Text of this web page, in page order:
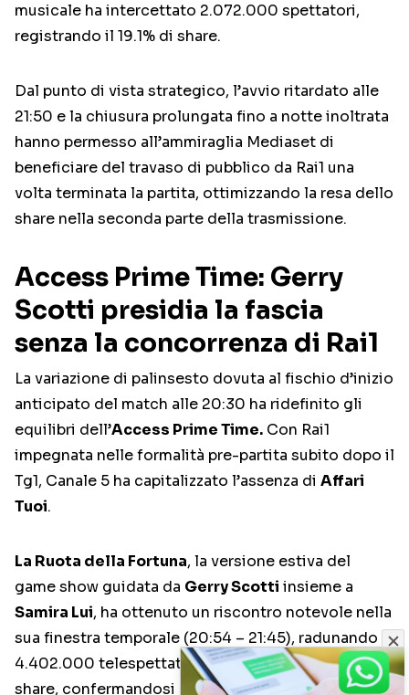
musicale ha intercettato 2.072.000 spettatori,
registrando il 19.1% di share.
Dal punto di vista strategico, l’avvio ritardato alle
21:50 e la chiusura prolungata fino a notte inoltrata
hanno permesso all’ammiraglia Mediaset di
beneficiare del travaso di pubblico da Rai1 una
volta terminata la partita, ottimizzando la resa dello
share nella seconda parte della trasmissione.
Access Prime Time: Gerry
Scotti presidia la fascia
senza la concorrenza di Rai1
La variazione di palinsesto dovuta al fischio d’inizio
anticipato del match alle 20:30 ha ridefinito gli
equilibri dell’Access Prime Time. Con Rai1
impegnata nelle formalità pre-partita subito dopo il
Tg1, Canale 5 ha capitalizzato l’assenza di Affari
Tuoi.
La Ruota della Fortuna, la versione estiva del
game show guidata da Gerry Scotti insieme a
Samira Lui, ha ottenuto un riscontro notevole nella
sua finestra temporale (20:54 – 21:45), radunando
4.402.000 telespettatori e sfiorando il 26.7% di
share, confermandosi un traino fondamentale per